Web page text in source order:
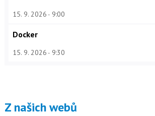
15. 9. 2026 9:00
Docker
15. 9. 2026 9:30
Z našich webů